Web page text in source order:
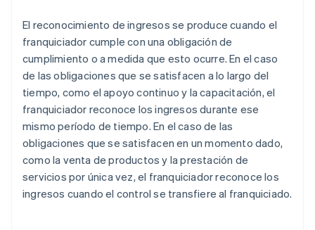
El reconocimiento de ingresos se produce cuando el
franquiciador cumple con una obligación de
cumplimiento o a medida que esto ocurre. En el caso
de las obligaciones que se satisfacen a lo largo del
tiempo, como el apoyo continuo y la capacitación, el
franquiciador reconoce los ingresos durante ese
mismo período de tiempo. En el caso de las
obligaciones que se satisfacen en un momento dado,
como la venta de productos y la prestación de
servicios por única vez, el franquiciador reconoce los
ingresos cuando el control se transfiere al franquiciado.